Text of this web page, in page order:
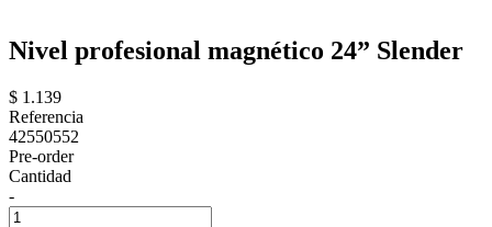
Nivel profesional magnético 24” Slender
$ 1.139
Referencia
42550552
Pre-order
Cantidad
-